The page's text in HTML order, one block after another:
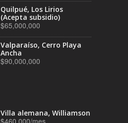
Quilpué, Los Lirios
(Acepta subsidio)
$65,000,000
Valparaíso, Cerro Playa
Ancha
$90,000,000
Villa alemana, Williamson
$460,000/mes